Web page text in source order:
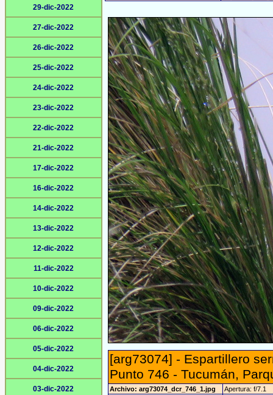
29-dic-2022
27-dic-2022
26-dic-2022
25-dic-2022
24-dic-2022
23-dic-2022
22-dic-2022
21-dic-2022
17-dic-2022
16-dic-2022
14-dic-2022
13-dic-2022
12-dic-2022
11-dic-2022
10-dic-2022
09-dic-2022
06-dic-2022
05-dic-2022
04-dic-2022
03-dic-2022
[arg73074] - Espartillero
Punto 746 - Tucumán,
Archivo: arg73074_dcr_746_1.jpg
Apertura: f/7.1